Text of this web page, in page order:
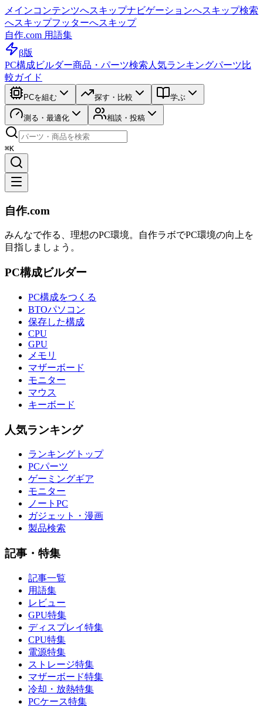
メインコンテンツへスキップナビゲーションへスキップ検索
へスキップフッターへスキップ
自作.com 用語集
β版
PC構成ビルダー商品・パーツ検索 人気ランキングパーツ比
較ガイド
PCを組む 探す・比較 学ぶ
測る・最適化 相談・投稿
⌘K
自作.com
みんなで作る、理想のPC環境。 自作ラボでPC環境の向上を
目指しましょう。
PC構成ビルダー
PC構成をつくる
BTOパソコン
保存した構成
CPU
GPU
メモリ
マザーボード
モニター
マウス
キーボード
人気ランキング
ランキングトップ
PCパーツ
ゲーミングギア
モニター
ノートPC
ガジェット・漫画
製品検索
記事・特集
記事一覧
用語集
レビュー
GPU特集
ディスプレイ特集
CPU特集
電源特集
ストレージ特集
マザーボード特集
冷却・放熱特集
PCケース特集